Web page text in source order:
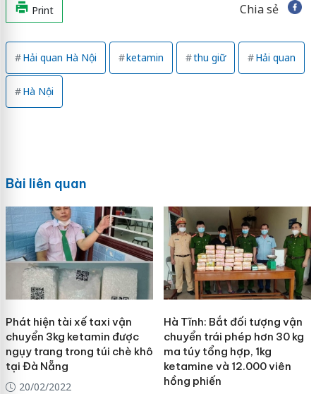
Print Chia sẻ
Hải quan Hà Nội ketamin thu giữ Hải quan
Hà Nội
Bài liên quan
Phát hiện tài xế taxi vận
chuyển 3kg ketamin được
ngụy trang trong túi chè khô
tại Đà Nẵng
20/02/2022
Hà Tĩnh: Bắt đối tượng vận
chuyển trái phép hơn 30 kg
ma túy tổng hợp, 1kg
ketamine và 12.000 viên
hồng phiến